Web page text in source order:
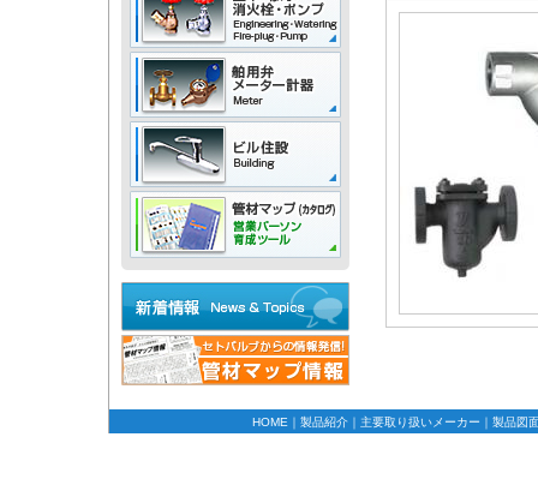
HOME ｜ 製品紹介 ｜ 主要取り扱いメーカー ｜ 製品図